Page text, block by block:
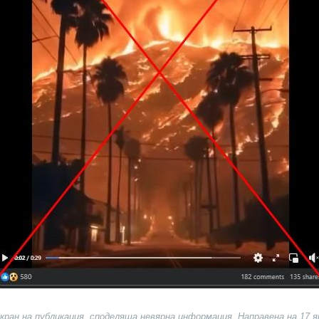
на публикация, споделяща невярна информация. Направена на 17